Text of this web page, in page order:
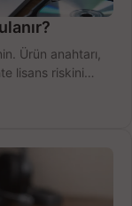
Ürün anahtarı,
lisans riskini